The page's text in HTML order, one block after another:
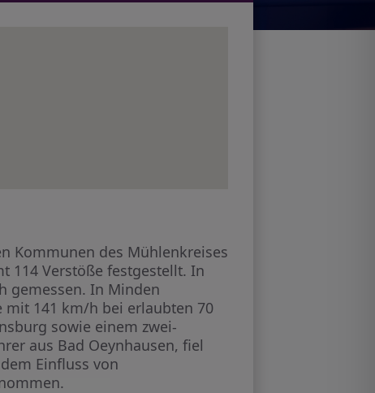
Kommunen des Mühlenkreises
114 Verstöße festgestellt. In
gemessen. In Minden
mit 141 km/h bei erlaubten 70
sowie einem zwei-
aus Bad Oeynhausen, fiel
Einfluss von